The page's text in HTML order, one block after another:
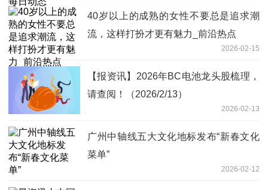
40岁以上的成熟的女性不要总是追求潮
流，这样打扮才更有魅力_前沿热点
2026-02-15
【报资讯】2026年BC电池龙头股梳理，
请查阅！（2026/2/13）
2026-02-13
广州中轴线五大文化地标发布“新春文化
菜单”
2026-02-12